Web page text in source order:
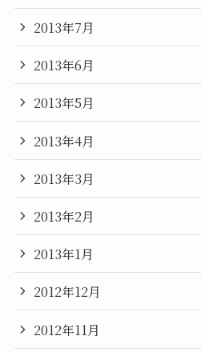
2013年7月
2013年6月
2013年5月
2013年4月
2013年3月
2013年2月
2013年1月
2012年12月
2012年11月